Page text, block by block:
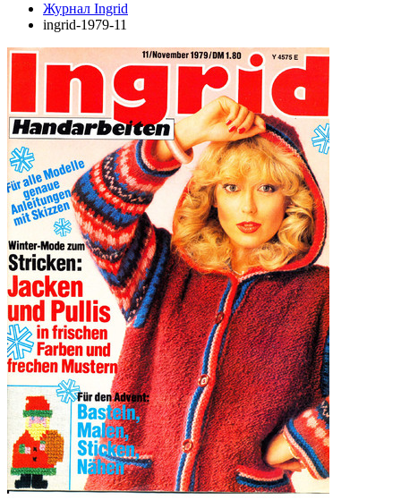
Журнал Ingrid
ingrid-1979-11